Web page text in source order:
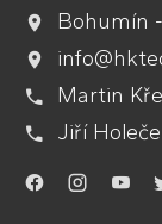
Bohumín
Martin
Jiří